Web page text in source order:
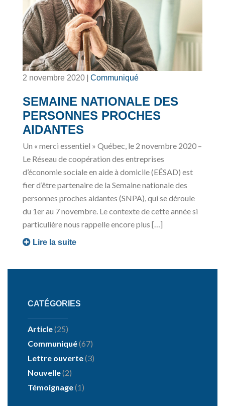
2 novembre 2020 | Communiqué
SEMAINE NATIONALE DES
PERSONNES PROCHES
AIDANTES
Un « merci essentiel » Québec, le 2 novembre 2020 –
Le Réseau de coopération des entreprises
d’économie sociale en aide à domicile (EÉSAD) est
fier d’être partenaire de la Semaine nationale des
personnes proches aidantes (SNPA), qui se déroule
du 1er au 7 novembre. Le contexte de cette année si
particulière nous rappelle encore plus […]
Lire la suite
CATÉGORIES
Article(25)
Communiqué(67)
Lettre ouverte(3)
Nouvelle(2)
Témoignage(1)